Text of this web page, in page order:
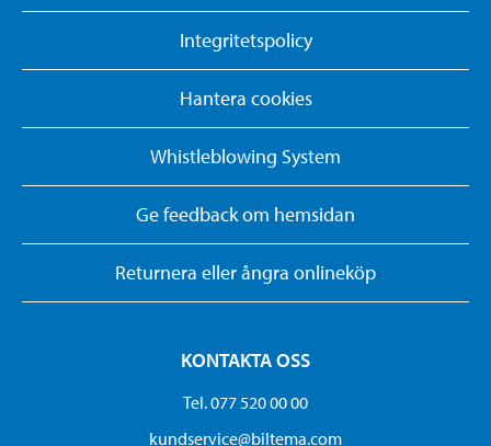
Integritetspolicy
Hantera cookies
Whistleblowing System
Ge feedback om hemsidan
Returnera eller ångra onlineköp
KONTAKTA OSS
Tel. 077 520 00 00
kundservice@biltema.com